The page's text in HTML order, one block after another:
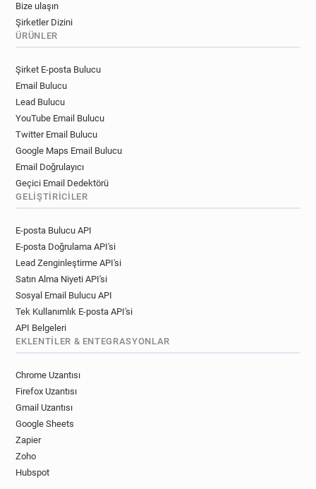
Bize ulaşın
Şirketler Dizini
ÜRÜNLER
Şirket E-posta Bulucu
Email Bulucu
Lead Bulucu
YouTube Email Bulucu
Twitter Email Bulucu
Google Maps Email Bulucu
Email Doğrulayıcı
Geçici Email Dedektörü
GELIŞTIRICILER
E-posta Bulucu API
E-posta Doğrulama API'si
Lead Zenginleştirme API'si
Satın Alma Niyeti API'si
Sosyal Email Bulucu API
Tek Kullanımlık E-posta API'si
API Belgeleri
EKLENTILER & ENTEGRASYONLAR
Chrome Uzantısı
Firefox Uzantısı
Gmail Uzantısı
Google Sheets
Zapier
Zoho
Hubspot